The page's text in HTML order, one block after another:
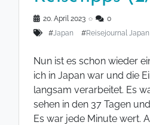
20. April 2023 ◌
0
#Japan #Reisejournal Japan
Nun ist es schon wieder
ich in Japan war und die
langsam verarbeitet. Es
sehen in den 37 Tagen
Es war jede Minute wert.